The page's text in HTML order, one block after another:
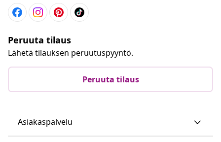
Peruuta tilaus
Lähetä tilauksen peruutuspyyntö.
Peruuta tilaus
Asiakaspalvelu